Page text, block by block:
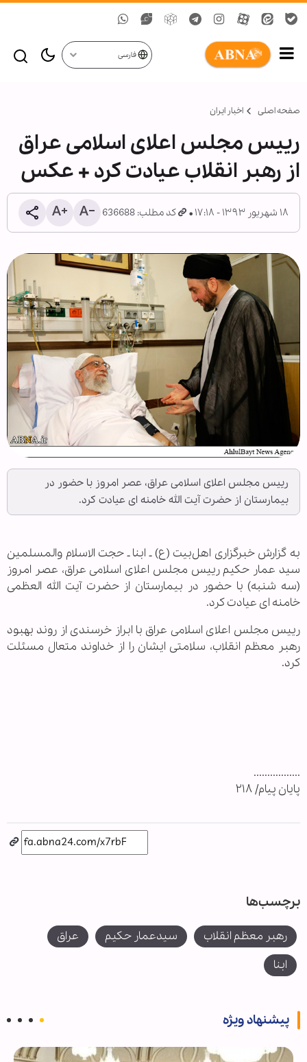
فارسی
صفحه اصلی اخبار ایران
رییس مجلس اعلای اسلامی عراق
از رهبر انقلاب عیادت کرد + عکس
۱۸ شهریور ۱۳۹۳ - ۱۷:۱۸ کد مطلب: 636688
رییس مجلس اعلای اسلامی عراق، عصر امروز با حضور در
بیمارستان از حضرت آیت الله خامنه ای عیادت کرد.
به گزارش خبرگزاری اهل‌بیت (ع) ـ ابنا ـ حجت الاسلام والمسلمین
سید عمار حکیم رییس مجلس اعلای اسلامی عراق، عصر امروز
(سه شنبه) با حضور در بیمارستان از حضرت آیت الله العظمی
خامنه ای عیادت کرد.
رییس مجلس اعلای اسلامی عراق با ابراز خرسندی از روند بهبود
رهبر معظم انقلاب، سلامتی ایشان را از خداوند متعال مسئلت
کرد.
.................
پایان پیام/ ۲۱۸
برچسب‌ها
رهبر معظم انقلاب سیدعمار حکیم
عراق
ابنا
پیشنهاد ویژه